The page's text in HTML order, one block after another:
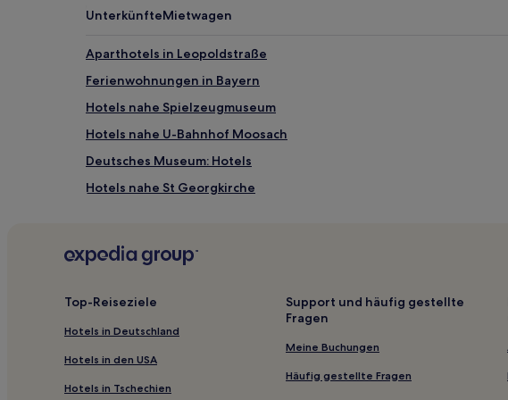
zusätzliche
gelten.
UnterkünfteMietwagen
Aparthotels in Leopoldstraße
Ferienwohnungen in Bayern
Hotels nahe Spielzeugmuseum
Hotels nahe U-Bahnhof Moosach
Deutsches Museum: Hotels
Hotels nahe St Georgkirche
Hotels nahe Straßenbahnhaltestelle Nationaltheater
Haidhausen-Nord: Hotels
Hotels nahe Straßenbahnhaltestelle Am Münchner Tor
Hotels nahe Straßenbahnhaltestelle Herzogstraße
Hotels nahe Straßenbahnhaltestelle Maximilianeum
Top-Reiseziele
Hotels in Deutschland
Hotels in den USA
Hotels in Tschechien
Support und häufig gestellte
Fragen
Meine Buchungen
Häufig gestellte Fragen